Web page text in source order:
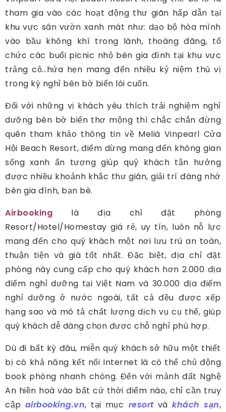
tham gia vào các hoạt động thư giãn hấp dẫn tại
khu vực sân vườn xanh mát như: dạo bộ hòa mình
vào bầu không khí trong lành, thoáng đãng, tổ
chức các buổi picnic nhỏ bên gia đình tại khu vực
trảng cỏ…hứa hẹn mang đến nhiều kỷ niệm thú vị
trong kỳ nghỉ bên bờ biển lôi cuốn.
Đối với những vị khách yêu thích trải nghiệm nghỉ
dưỡng bên bờ biển thơ mộng thì chắc chắn đừng
quên tham khảo thông tin về Meliá Vinpearl Cửa
Hội Beach Resort, điểm dừng mang đến không gian
sống xanh ấn tượng giúp quý khách tận hưởng
được nhiều khoảnh khắc thư giãn, giải trí đáng nhớ
bên gia đình, bạn bè.
Airbooking là địa chỉ đặt phòng
Resort/Hotel/Homestay giá rẻ, uy tín, luôn nỗ lực
mang đến cho quý khách một nơi lưu trú an toàn,
thuận tiện và giá tốt nhất. Đặc biệt, địa chỉ đặt
phòng này cung cấp cho quý khách hơn 2.000 địa
điểm nghỉ dưỡng tại Việt Nam và 30.000 địa điểm
nghỉ dưỡng ở nước ngoài, tất cả đều được xếp
hạng sao và mô tả chất lượng dịch vụ cụ thể, giúp
quý khách dễ dàng chọn được chỗ nghỉ phù hợp.
Dù đi bất kỳ đâu, miễn quý khách sở hữu một thiết
bị có khả năng kết nối Internet là có thể chủ động
book phòng nhanh chóng. Đến với mảnh đất Nghệ
An hiền hoà vào bất cứ thời điểm nào, chỉ cần truy
cập airbooking.vn, tại mục resortvàkhách sạn,